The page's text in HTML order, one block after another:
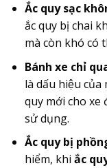
Ắc quy sạc
ắc quy bị chai
mà còn khó có
Bánh xe chỉ
là dấu hiệu của
quy mới cho xe
sử dụng.
Ắc quy bị
hiểm, khi ắc